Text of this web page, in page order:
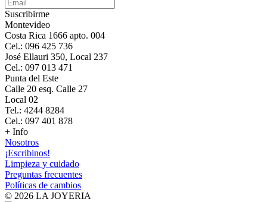
Suscribirme
Montevideo
Costa Rica 1666 apto. 004
Cel.: 096 425 736
José Ellauri 350, Local 237
Cel.: 097 013 471
Punta del Este
Calle 20 esq. Calle 27
Local 02
Tel.: 4244 8284
Cel.: 097 401 878
+ Info
Nosotros
¡Escribinos!
Limpieza y cuidado
Preguntas frecuentes
Políticas de cambios
© 2026 LA JOYERIA